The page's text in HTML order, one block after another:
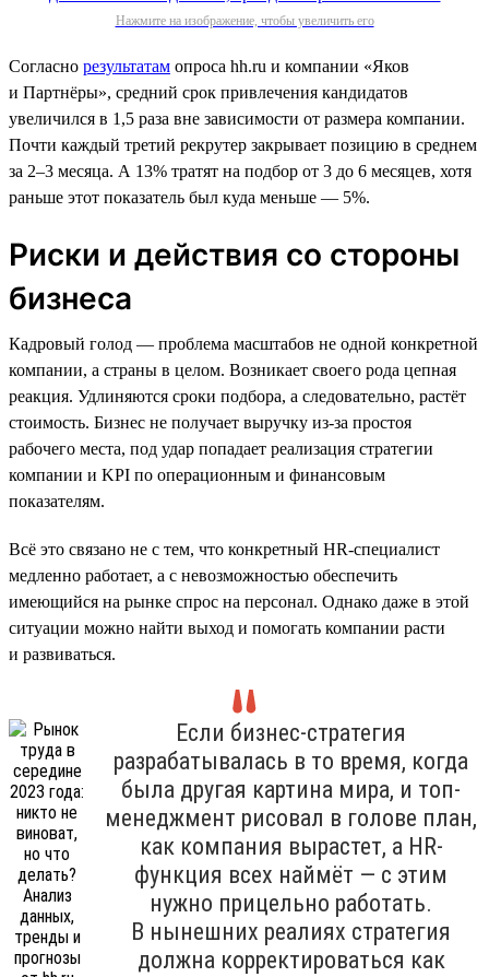
Нажмите на изображение, чтобы увеличить его
Согласно результатам опроса hh.ru и компании «Яков
и Партнёры», средний срок привлечения кандидатов
увеличился в 1,5 раза вне зависимости от размера компании.
Почти каждый третий рекрутер закрывает позицию в среднем
за 2–3 месяца. А 13% тратят на подбор от 3 до 6 месяцев, хотя
раньше этот показатель был куда меньше — 5%.
Риски и действия со стороны
бизнеса
Кадровый голод — проблема масштабов не одной конкретной
компании, а страны в целом. Возникает своего рода цепная
реакция. Удлиняются сроки подбора, а следовательно, растёт
стоимость. Бизнес не получает выручку из-за простоя
рабочего места, под удар попадает реализация стратегии
компании и KPI по операционным и финансовым
показателям.
Всё это связано не с тем, что конкретный HR-специалист
медленно работает, а с невозможностью обеспечить
имеющийся на рынке спрос на персонал. Однако даже в этой
ситуации можно найти выход и помогать компании расти
и развиваться.
Если бизнес-стратегия
разрабатывалась в то время, когда
была другая картина мира, и топ-
менеджмент рисовал в голове план,
как компания вырастет, а HR-
функция всех наймёт — с этим
нужно прицельно работать.
В нынешних реалиях стратегия
должна корректироваться как